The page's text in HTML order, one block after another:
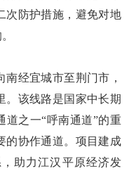
次防护措施，避免对地
经宜城市至荆门市，
。该线路是国家中长期
道之一“呼南通道”的重
的协作通道。项目建成
助力江汉平原经济发